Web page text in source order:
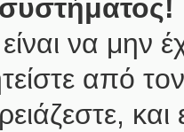
να μην
από
και